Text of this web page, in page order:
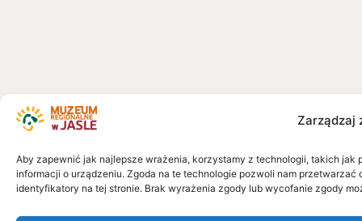
Zarządzaj
Aby zapewnić jak najlepsze wrażenia, korzystamy z technologii, takich
informacji o urządzeniu. Zgoda na te technologie pozwoli nam
identyfikatory na tej stronie. Brak wyrażenia zgody lub wycofanie zgody